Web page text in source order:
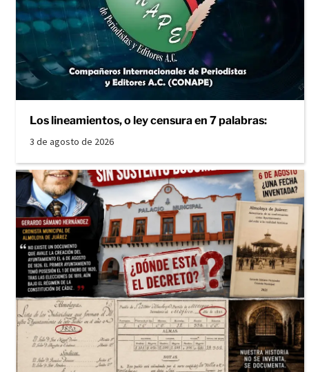
Los lineamientos, o ley censura en 7 palabras:
3 de agosto de 2026